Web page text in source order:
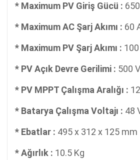
* Maximum PV Giriş Gücü :
* Maximum AC Şarj Akımı : 60
* Maximum PV Şarj Akımı :
* PV Açık Devre Gerilimi : 500
* PV MPPT Çalışma Aralığı :
* Batarya Çalışma Voltajı : 48
* Ebatlar : 495 x 312 x 125 mm
* Ağırlık : 10.5 Kg